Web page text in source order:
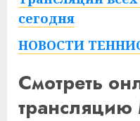
сегодня
НОВОСТИ
Смотреть